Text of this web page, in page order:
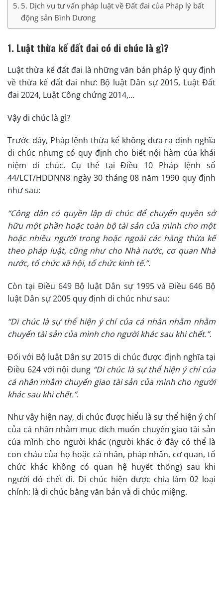
5. Dịch vụ tư vấn pháp luật về Đất đai của Pháp lý bất
động sản Bình Dương
1. Luật thừa kế đất đai có di chúc là gì?
Luật thừa kế đất đai là những văn bản pháp lý quy định
về thừa kế đất đai như: Bộ luật Dân sự 2015, Luật Đất
đai 2024, Luật Công chứng 2014,…
Vậy di chúc là gì?
Trước đây, Pháp lệnh thừa kế không đưa ra định nghĩa
di chúc nhưng có quy định cho biết nội hàm của khái
niệm di chúc. Cụ thể tại Điều 10 Pháp lệnh số
44/LCT/HDDNN8 ngày 30 tháng 08 năm 1990 quy định
như sau:
“Công dân có quyền lập di chúc để chuyển quyền sở
hữu một phần hoặc toàn bộ tài sản của mình cho một
hoặc nhiều người trong hoặc ngoài các hàng thừa kế
theo pháp luật, cũng như cho Nhà nước, cơ quan Nhà
nước, tổ chức xã hội, tổ chức kinh tế.”.
Còn tại Điều 649 Bộ luật Dân sự 1995 và Điều 646 Bộ
luật Dân sự 2005 quy định di chúc như sau:
“Di chúc là sự thể hiện ý chí của cá nhân nhằm nhằm
chuyển tài sản của mình cho người khác sau khi chết.”.
Đối với Bộ luật Dân sự 2015 di chúc được định nghĩa tại
Điều 624 với nội dung “Di chúc là sự thể hiện ý chí của
cá nhân nhằm chuyển giao tài sản của mình cho người
khác sau khi chết.”.
Như vậy hiện nay, di chúc được hiểu là sự thể hiện ý chí
của cá nhân nhằm mục đích muốn chuyển giao tài sản
của mình cho người khác (người khác ở đây có thể là
con cháu của họ hoặc cá nhân, pháp nhân, cơ quan, tổ
chức khác không có quan hệ huyết thống) sau khi
người đó chết đi. Di chúc hiện được chia làm 02 loại
chính: là di chúc bằng văn bản và di chúc miệng.